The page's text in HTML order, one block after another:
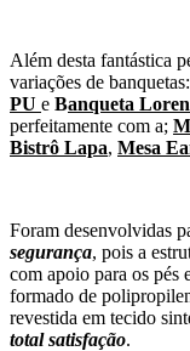
Além desta fantástica
variações de banquetas:
PU e Banqueta
perfeitamente com a;
Bistrô Lapa, Mesa
Foram desenvolvidas
segurança, pois a
com apoio para os pés
formado de
revestida em tecido
total satisfação.